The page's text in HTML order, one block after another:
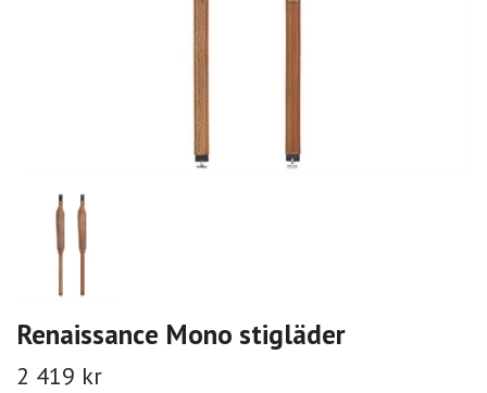
Renaissance Mono stigläder
2 419 kr